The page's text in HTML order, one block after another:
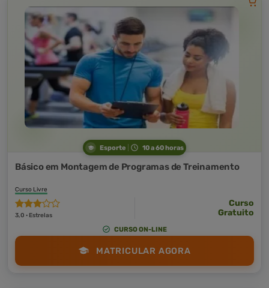
Esporte 10 a 60 horas
Básico em Montagem de Programas de Treinamento
Curso Livre
3,0 · Estrelas
Curso
Gratuito
CURSO ON-LINE
MATRICULAR AGORA